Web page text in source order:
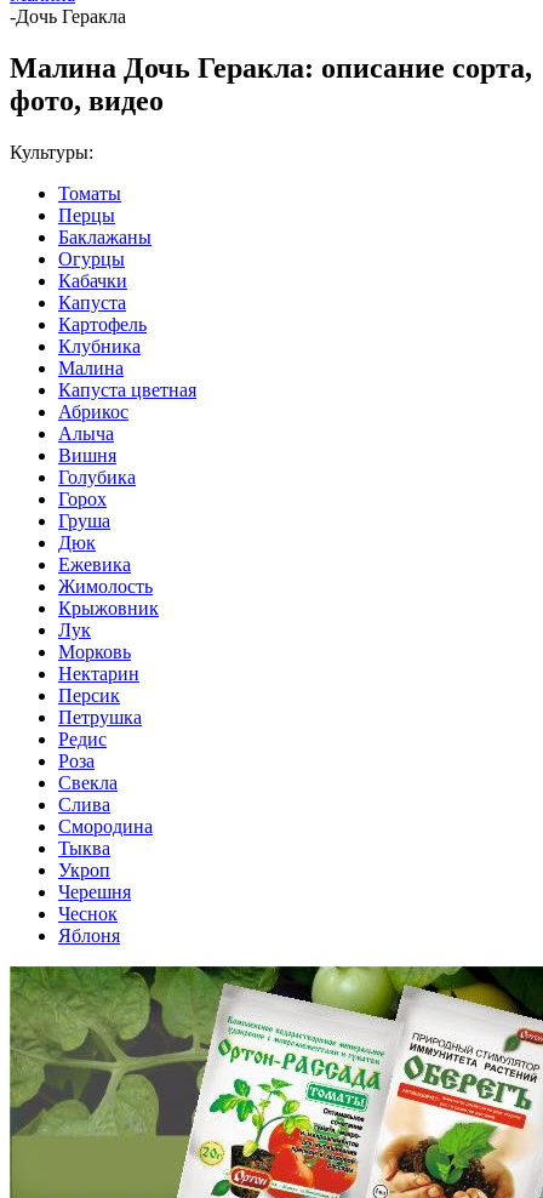
-Дочь Геракла
Малина Дочь Геракла: описание сорта,
фото, видео
Культуры:
Томаты
Перцы
Баклажаны
Огурцы
Кабачки
Капуста
Картофель
Клубника
Малина
Капуста цветная
Абрикос
Алыча
Вишня
Голубика
Горох
Груша
Дюк
Ежевика
Жимолость
Крыжовник
Лук
Морковь
Нектарин
Персик
Петрушка
Редис
Роза
Свекла
Слива
Смородина
Тыква
Укроп
Черешня
Чеснок
Яблоня